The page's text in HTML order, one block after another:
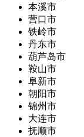
本溪市
营口市
铁岭市
丹东市
葫芦岛市
鞍山市
阜新市
朝阳市
锦州市
大连市
抚顺市